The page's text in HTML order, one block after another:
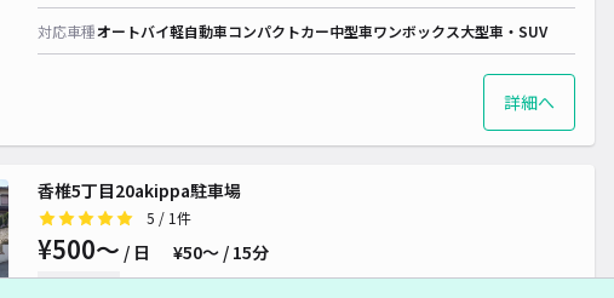
対応車種オートバイ軽自動車コンパクトカー中型車ワンボックス大型車・SUV
詳細へ
香椎5丁目20akippa駐車場
5 / 1件
¥500〜 / 日 ¥50〜 / 15分